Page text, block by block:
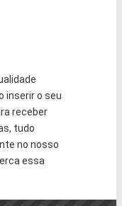
inserir o seu
receber
tudo
no nosso
essa